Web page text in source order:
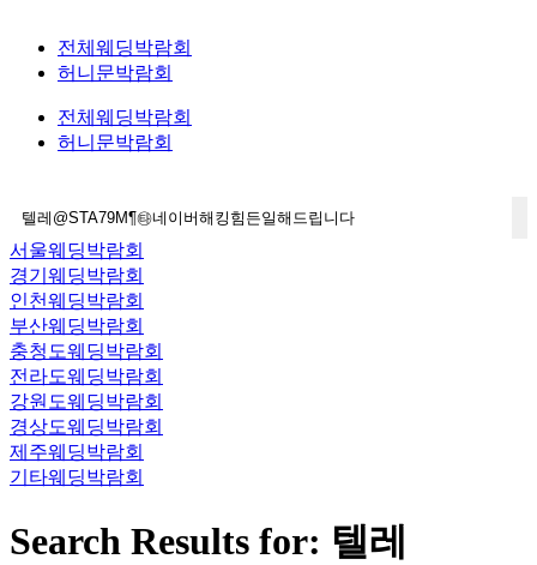
전체웨딩박람회
허니문박람회
전체웨딩박람회
허니문박람회
서울웨딩박람회
경기웨딩박람회
인천웨딩박람회
부산웨딩박람회
충청도웨딩박람회
전라도웨딩박람회
강원도웨딩박람회
경상도웨딩박람회
제주웨딩박람회
기타웨딩박람회
Search Results for: 텔레